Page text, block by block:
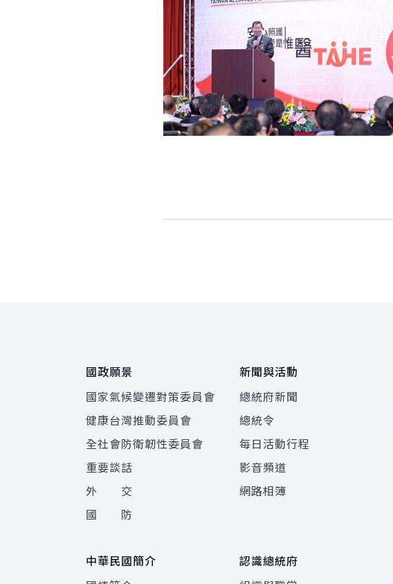
國政願景
國家氣候變遷對策委員會
健康台灣推動委員會
全社會防衛韌性委員會
重要談話
外 交
國 防
新聞與活動
總統府新聞
總統令
每日活動行程
影音頻道
網路相簿
中華民國簡介
認識總統府